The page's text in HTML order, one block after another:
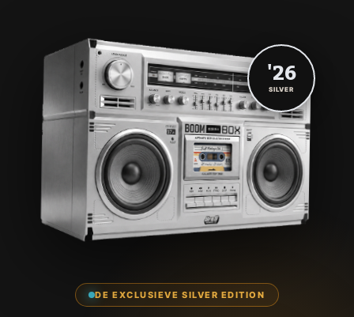
DE EXCLUSIEVE SILVER EDITION
'26
SILVER